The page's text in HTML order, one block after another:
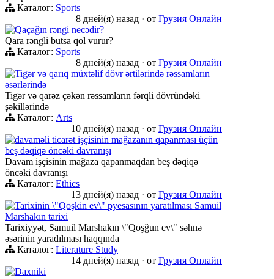
Каталог: Sports
8 дней(я) назад · от Грузия Онлайн
Qaçağın rəngi necədir?
Qara rəngli butsa qol vurur?
Каталог: Sports
8 дней(я) назад · от Грузия Онлайн
Tigər və qarıq müxtəlif dövr ərtilərində rəssamların
əsərlərində
Tigər və qarəz çəkən rəssamların fərqli dövründəki
şəkillərində
Каталог: Arts
10 дней(я) назад · от Грузия Онлайн
davaməli ticarət işçisinin mağazanın qapanması üçün
beş dəqiqə öncəki davranışı
Davam işçisinin mağaza qapanmaqdan beş dəqiqə
öncəki davranışı
Каталог: Ethics
13 дней(я) назад · от Грузия Онлайн
Tarixinin \"Qoşkin ev\" pyesasının yaratılması Samuil
Marshakın tarixi
Tarixiyyət, Samuil Marshakın \"Qoşğun ev\" səhnə
əsərinin yaradılması haqqında
Каталог: Literature Study
14 дней(я) назад · от Грузия Онлайн
Daxniki